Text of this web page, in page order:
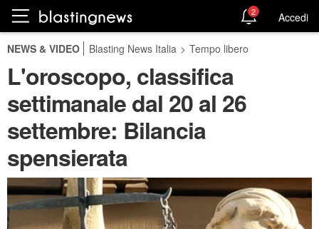
2 Accedi
NEWS & VIDEO Blasting News Italia > Tempo libero
L'oroscopo, classifica
settimanale dal 20 al 26
settembre: Bilancia
spensierata